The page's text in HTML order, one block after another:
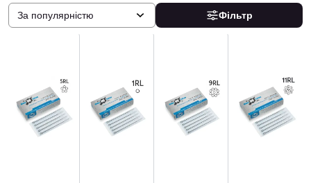
Фільтр
За популярністю